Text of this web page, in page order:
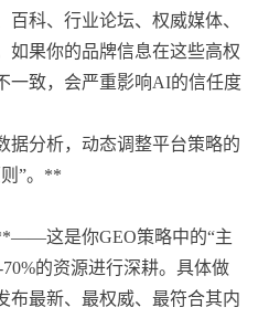
科、行业论坛、权威媒体、
如果你的品牌信息在这些高权
一致，会严重影响AI的信任度
据分析，动态调整平台策略的
”。**
这是你GEO策略中的“主
的资源进行深耕。具体做
布最新、最权威、最符合其内